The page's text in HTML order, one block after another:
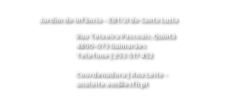
Jardim de Infância - EB1/JI de Santa Luzia
Rua Teixeira Pascoais, Quintã
4800-073 Guimarães
Telefone | 253 517 452
Coordenadora | Ana Leite -
analeite.em@esfh.pt